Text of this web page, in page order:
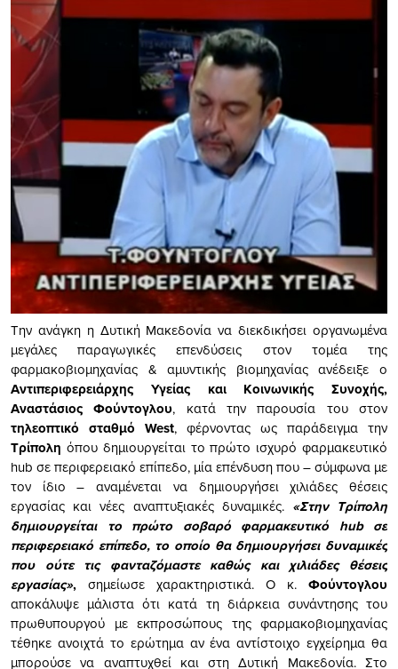
Την ανάγκη η Δυτική Μακεδονία να διεκδικήσει οργανωμένα
μεγάλες παραγωγικές επενδύσεις στον τομέα της
φαρμακοβιομηχανίας & αμυντικής βιομηχανίας ανέδειξε ο
Αντιπεριφερειάρχης Υγείας και Κοινωνικής Συνοχής,
Αναστάσιος Φούντογλου, κατά την παρουσία του στον
τηλεοπτικό σταθμό West, φέρνοντας ως παράδειγμα την
Τρίπολη όπου δημιουργείται το πρώτο ισχυρό φαρμακευτικό
hub σε περιφερειακό επίπεδο, μία επένδυση που – σύμφωνα με
τον ίδιο – αναμένεται να δημιουργήσει χιλιάδες θέσεις
εργασίας και νέες αναπτυξιακές δυναμικές. «Στην Τρίπολη
δημιουργείται το πρώτο σοβαρό φαρμακευτικό hub σε
περιφερειακό επίπεδο, το οποίο θα δημιουργήσει δυναμικές
που ούτε τις φανταζόμαστε καθώς και χιλιάδες θέσεις
εργασίας», σημείωσε χαρακτηριστικά. Ο κ. Φούντογλου
αποκάλυψε μάλιστα ότι κατά τη διάρκεια συνάντησης του
πρωθυπουργού με εκπροσώπους της φαρμακοβιομηχανίας
τέθηκε ανοιχτά το ερώτημα αν ένα αντίστοιχο εγχείρημα θα
μπορούσε να αναπτυχθεί και στη Δυτική Μακεδονία. Στο